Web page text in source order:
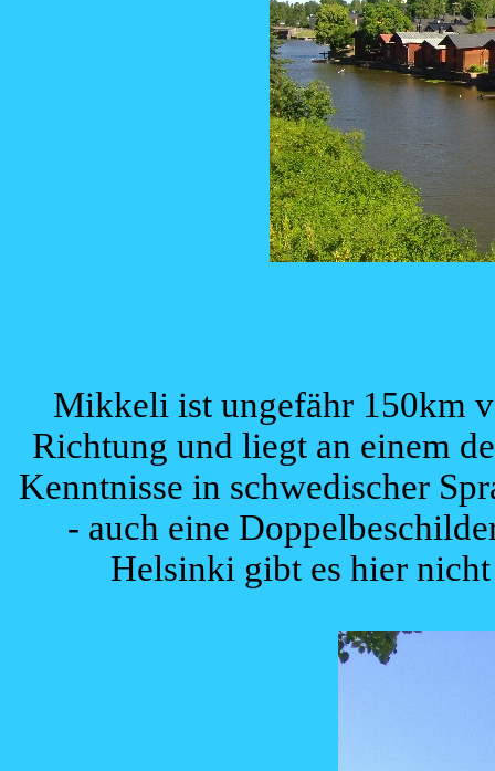
Mikkeli ist ungefähr 150km
Richtung und liegt an einem
Kenntnisse in schwedischer
- auch eine
Helsinki gibt es hier